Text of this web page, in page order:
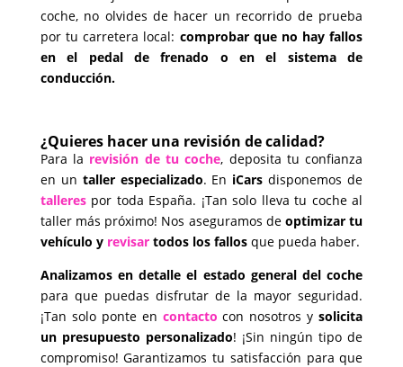
coche, no olvides de hacer un recorrido de prueba
por tu carretera local: comprobar que no hay fallos
en el pedal de frenado
o en el sistema de
conducción.
¿Quieres hacer una revisión de calidad?
Para la revisión de tu coche, deposita tu confianza
en un taller especializado. En iCars disponemos de
tallerespor toda España. ¡Tan solo lleva tu coche al
taller más próximo! Nos aseguramos deoptimizar tu
vehículo y revisartodos los fallosque pueda haber.
Analizamos en detalle el estado general del coche
para que puedas disfrutar de la mayor seguridad.
¡Tan solo ponte en contacto con nosotros ysolicita
un presupuesto personalizado! ¡Sin ningún tipo de
compromiso! Garantizamos tu satisfacción para que